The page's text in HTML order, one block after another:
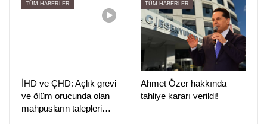
TÜM HABERLER
İHD ve ÇHD: Açlık grevi
ve ölüm orucunda olan
mahpusların talepleri…
TÜM HABERLER
Ahmet Özer hakkında
tahliye kararı verildi!